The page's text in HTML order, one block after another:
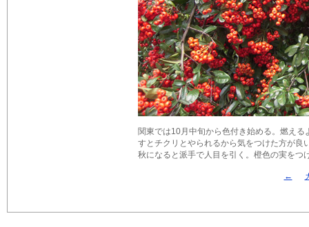
関東では10月中旬から色付き始める。燃え
すとチクリとやられるから気をつけた方が良
秋になると派手で人目を引く。橙色の実をつ
←